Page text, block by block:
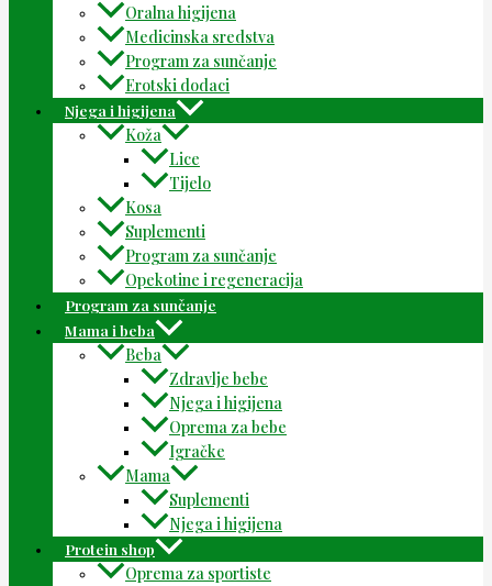
Oralna higijena
Medicinska sredstva
Program za sunčanje
Erotski dodaci
Njega i higijena
Koža
Lice
Tijelo
Kosa
Suplementi
Program za sunčanje
Opekotine i regeneracija
Program za sunčanje
Mama i beba
Beba
Zdravlje bebe
Njega i higijena
Oprema za bebe
Igračke
Mama
Suplementi
Njega i higijena
Protein shop
Oprema za sportiste